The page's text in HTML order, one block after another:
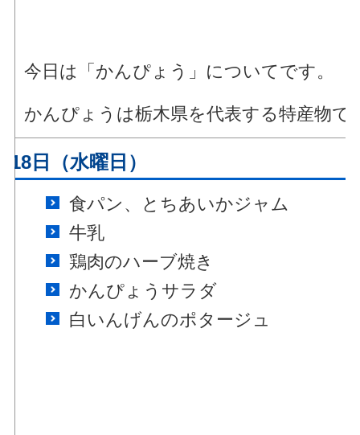
今日は「かんぴょう」についてです。
かんぴょうは栃木県を代表する特産物
18日（水曜日）
食パン、とちあいかジャム
牛乳
鶏肉のハーブ焼き
かんぴょうサラダ
白いんげんのポタージュ